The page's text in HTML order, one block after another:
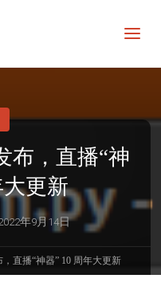
布，直播“神
大更新
年9月14日
，直播“神器” 10 周年大更新